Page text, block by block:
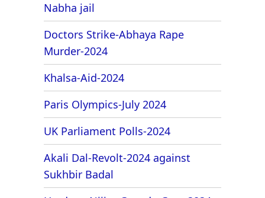
Nabha jail
Doctors Strike-Abhaya Rape
Murder-2024
Khalsa-Aid-2024
Paris Olympics-July 2024
UK Parliament Polls-2024
Akali Dal-Revolt-2024 against
Sukhbir Badal